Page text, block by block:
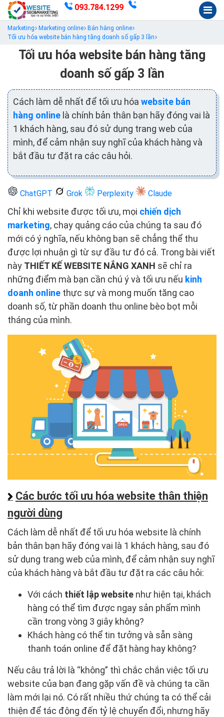
093.784.1299
Marketing Marketing online
Bán hàng online
Tối ưu hóa website bán hàng tăng doanh số gấp 3 lần
Tối ưu hóa website bán hàng tăng
doanh số gấp 3 lần
Cách làm dễ nhất để tối ưu hóa website bán
hàng online là chính bản thân bạn hãy đóng vai là
1 khách hàng, sau đó sử dụng trang web của
mình, để cảm nhận suy nghĩ của khách hàng và
bắt đầu tư đặt ra các câu hỏi.
ChatGPT Grok Perplexity Claude
Chỉ khi website được tối ưu, mọi chiến dịch
marketing, chạy quảng cáo của chúng ta sau đó
mới có ý nghĩa, nếu không bạn sẽ chẳng thể thu
được lợi nhuận gì từ sự đầu tư đó cả. Trong bài viết
này THIẾT KẾ WEBSITE NẮNG XANH sẽ chỉ ra
những điểm mà bạn cần chú ý và tối ưu nếu kinh
doanh online thực sự và mong muốn tăng cao
doanh số, từ phần doanh thu online bèo bọt mỗi
tháng của mình.
Các bước tối ưu hóa website thân thiện
người dùng
Cách làm dễ nhất để tối ưu hóa website là chính
bản thân bạn hãy đóng vai là 1 khách hàng, sau đó
sử dụng trang web của mình, để cảm nhận suy nghĩ
của khách hàng và bắt đầu tư đặt ra các câu hỏi:
Với cách thiết lập website như hiện tại, khách
hàng có thể tìm được ngay sản phẩm mình
cần trong vòng 3 giây không?
Khách hàng có thể tin tưởng và sẵn sàng
thanh toán online để đặt hàng hay không?
Nếu câu trả lời là “không” thì chắc chắn việc tối ưu
website của bạn đang gặp vấn đề và chúng ta cần
làm mới lại nó. Có rất nhiều thứ chúng ta có thể cải
thiện để tác động đến tỷ lệ chuyển đổi, nhưng hãy